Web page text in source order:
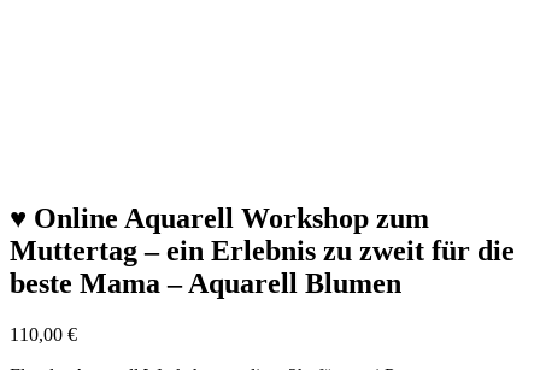
♥ Online Aquarell Workshop zum
Muttertag – ein Erlebnis zu zweit für die
beste Mama – Aquarell Blumen
110,00 €